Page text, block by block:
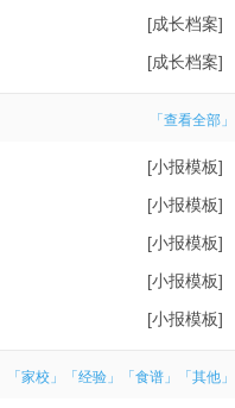
[成长档案]
[成长档案]
「查看全部」
[小报模板]
[小报模板]
[小报模板]
[小报模板]
[小报模板]
「其他」
「食谱」
「经验」
「家校」